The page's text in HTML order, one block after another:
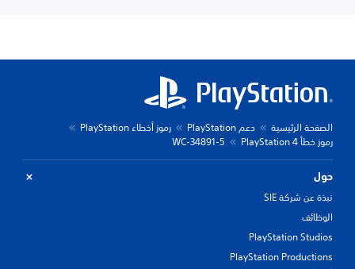
الصفحة الرئيسية دعم PlayStation
رموز أخطاء PlayStation
رموز خطأ PlayStation 4
WC-34891-5
حول
نبذة عن شركة SIE
الوظائف
PlayStation Studios
PlayStation Productions